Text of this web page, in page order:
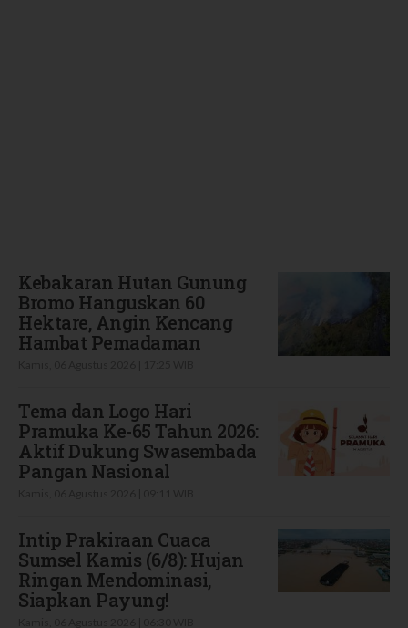
Kebakaran Hutan Gunung
Bromo Hanguskan 60
Hektare, Angin Kencang
Hambat Pemadaman
Tema dan Logo Hari
Pramuka Ke-65 Tahun 2026:
Aktif Dukung Swasembada
Pangan Nasional
Intip Prakiraan Cuaca
Sumsel Kamis (6/8): Hujan
Ringan Mendominasi,
Siapkan Payung!